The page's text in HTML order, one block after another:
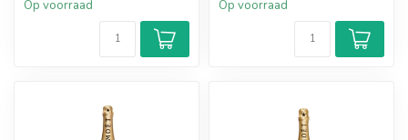
Op voorraad Op voorraad